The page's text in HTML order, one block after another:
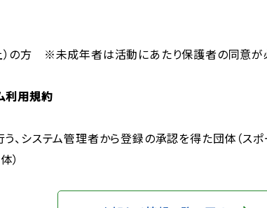
の方 ※未成年者は活動にあたり保護者の同意が
利用規約
う、システム管理者から登録の承認を得た団体（ス
）